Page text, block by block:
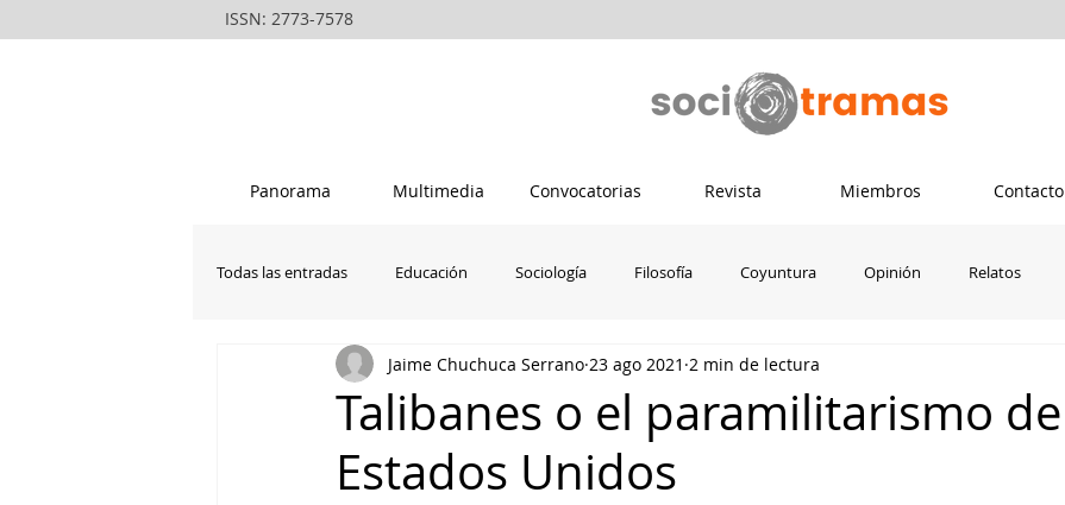
ISSN: 2773-7578
Panorama Multimedia Convocatorias Revista Miembros Contacto
Todas las entradas Educación Sociología Filosofía Coyuntura Opinión Relatos
La vanguardia del rondero peruano Psicología Ecuador Colombia
Talibanes o el paramilitarismo de
Estados Unidos
Jaime Chuchuca Serrano 23 ago 2021 2 min de lectura